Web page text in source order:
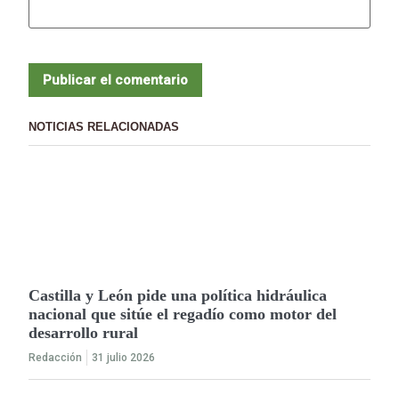
NOTICIAS RELACIONADAS
Castilla y León pide una política hidráulica
nacional que sitúe el regadío como motor del
desarrollo rural
Redacción 31 julio 2026